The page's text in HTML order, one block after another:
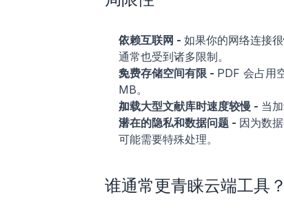
依赖互联网 - 如果你的网络连接
通常也受到诸多限制。
免费存储空间有限 - PDF 会占用
MB。
加载大型文献库时速度较慢 - 当
潜在的隐私和数据问题 - 因为数
可能需要特殊处理。
谁通常更青睐云端工具？